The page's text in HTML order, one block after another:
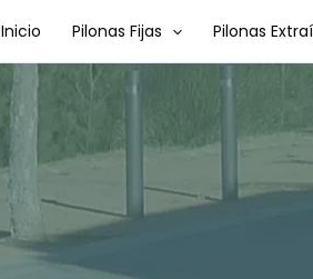
Inicio Pilonas Fijas Pilonas